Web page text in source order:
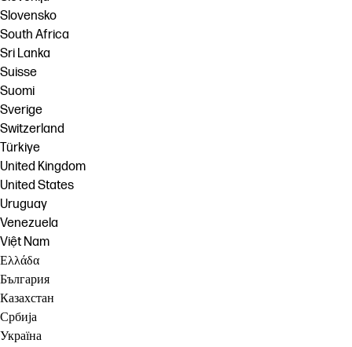
Slovensko
South Africa
Sri Lanka
Suisse
Suomi
Sverige
Switzerland
Türkiye
United Kingdom
United States
Uruguay
Venezuela
Việt Nam
Ελλάδα
България
Казахстан
Србија
Україна